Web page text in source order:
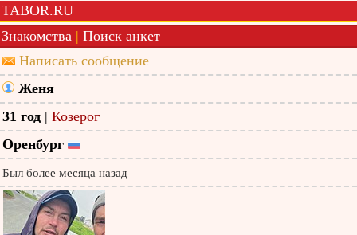
TABOR.RU
Знакомства | Поиск анкет
Написать сообщение
Женя
31 год | Козерог
Оренбург
Был более месяца назад